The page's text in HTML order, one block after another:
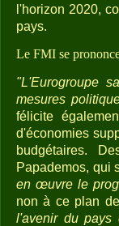
l'horizon 2020,
pays.
Le FMI se
"L'Eurogroupe
mesures
félicite
d'économies
budgétaires.
Papademos, qui
en œuvre le
non à ce plan
l'avenir du pays